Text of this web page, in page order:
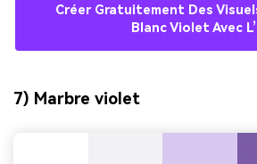
Créer Gratuitement Des
Blanc Violet Avec
7) Marbre violet